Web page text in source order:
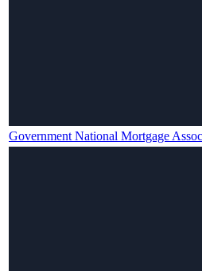
Government National Mortgage